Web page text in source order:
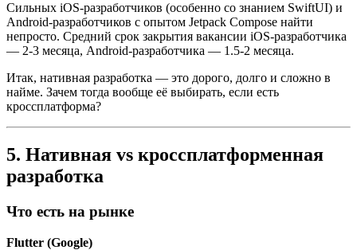
Сильных iOS-разработчиков (особенно со знанием SwiftUI) и
Android-разработчиков с опытом Jetpack Compose найти
непросто. Средний срок закрытия вакансии iOS-разработчика
— 2-3 месяца, Android-разработчика — 1.5-2 месяца.
Итак, нативная разработка — это дорого, долго и сложно в
найме. Зачем тогда вообще её выбирать, если есть
кроссплатформа?
5. Нативная vs кроссплатформенная
разработка
Что есть на рынке
Flutter (Google)